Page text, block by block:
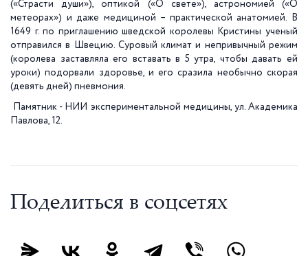
(«Страсти души»), оптикой («О свете»), астрономией («О
метеорах») и даже медициной – практической анатомией. В
1649 г. по приглашению шведской королевы Кристины ученый
отправился в Швецию. Суровый климат и непривычный режим
(королева заставляла его вставать в 5 утра, чтобы давать ей
уроки) подорвали здоровье, и его сразила необычно скорая
(девять дней) пневмония.
Памятник - НИИ экспериментальной медицины, ул. Академика
Павлова, 12.
Поделиться в соцсетях